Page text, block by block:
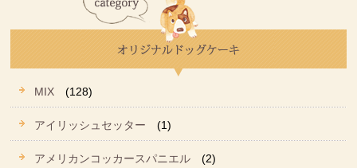
MIX (128)
アイリッシュセッター (1)
アメリカンコッカースパニエル (2)